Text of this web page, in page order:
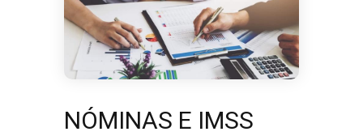
NÓMINAS E IMSS